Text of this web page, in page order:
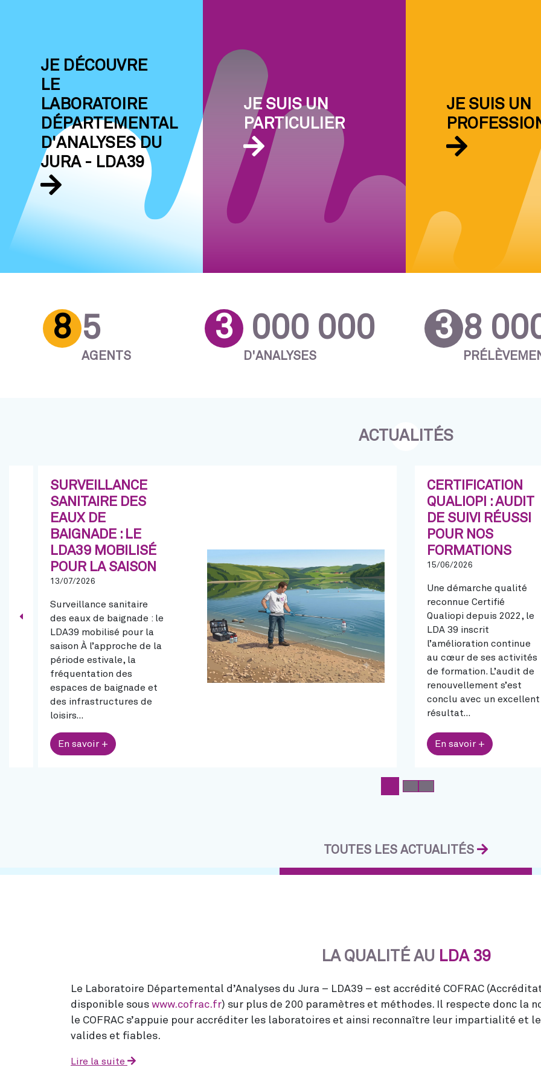
JE DÉCOUVRE
LE
LABORATOIRE
DÉPARTEMENTAL
D'ANALYSES DU
JURA - LDA39
JE SUIS UN
PARTICULIER
JE SUIS UN
8 5
AGENTS
3 000 000
D'ANALYSES
3 8
ACTUALITÉS
SURVEILLANCE
SANITAIRE DES
EAUX DE
BAIGNADE : LE
LDA39 MOBILISÉ
POUR LA SAISON
13/07/2026
Surveillance sanitaire
des eaux de baignade : le
LDA39 mobilisé pour la
saison À l’approche de la
période estivale, la
fréquentation des
espaces de baignade et
des infrastructures de
loisirs…
En savoir +
CERTIFICATION
QUALIOPI : AUDIT
DE SUIVI RÉUSSI
POUR NOS
FORMATIONS
15/06/2026
Une démarche qualité
reconnue Certifié
Qualiopi depuis 2022, le
LDA 39 inscrit
l’amélioration continue
au cœur de ses activités
de formation. L’audit de
renouvellement s’est
conclu avec un excellent
résultat…
En savoir +
Précédent
Actualités ( slide 1 )
Actualités ( slide 2 )
Actualités ( slide 3 )
TOUTES LES ACTUALITÉS
LA QUALITÉ AU LDA 39
Le Laboratoire Départemental d’Analyses du Jura – LDA39 – est accrédité COFRAC
disponible sous www.cofrac.fr) sur plus de 200 paramètres et méthodes. Il respecte donc la
le COFRAC s’appuie pour accréditer les laboratoires et ainsi reconnaître leur impartialité et
valides et fiables.
Lire la suite